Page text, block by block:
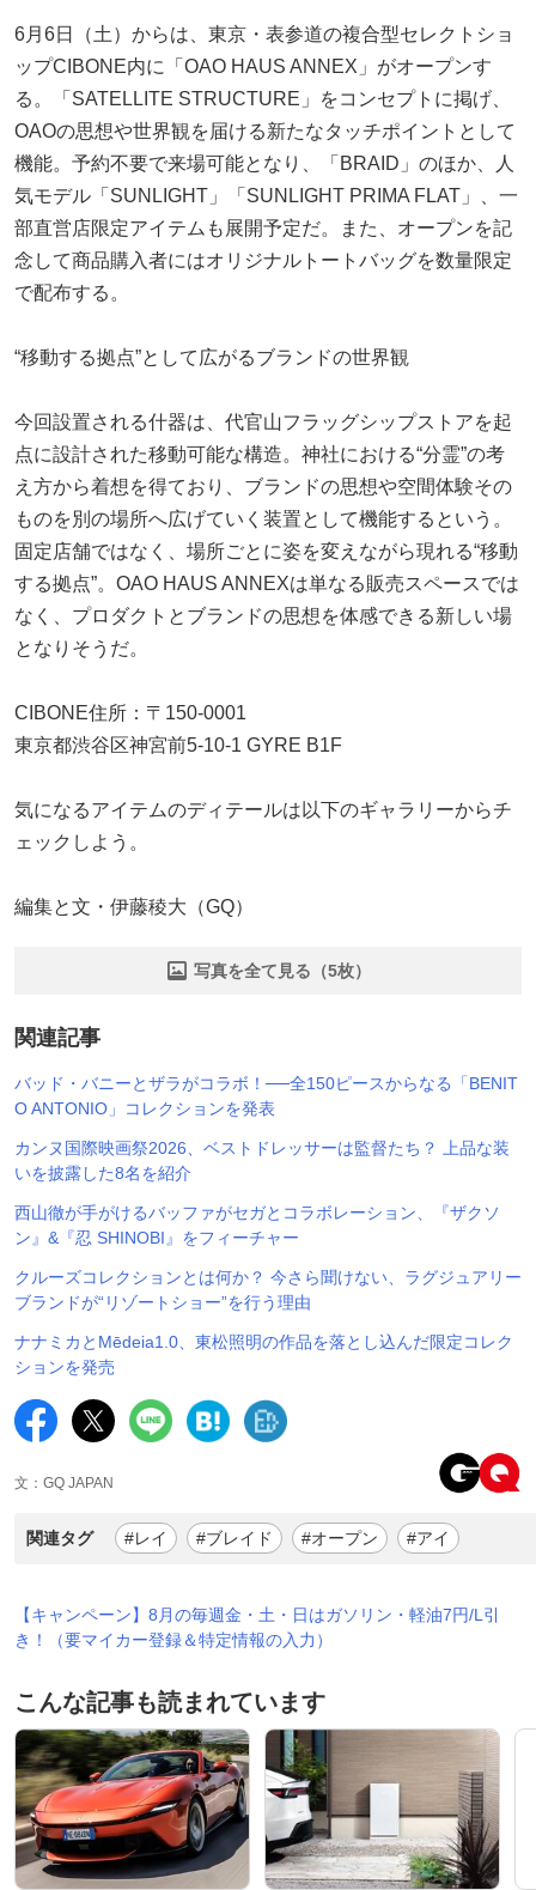
6月6日（土）からは、東京・表参道の複合型セレクトショ
ップCIBONE内に「OAO HAUS ANNEX」がオープンす
る。「SATELLITE STRUCTURE」をコンセプトに掲げ、
OAOの思想や世界観を届ける新たなタッチポイントとして
機能。予約不要で来場可能となり、「BRAID」のほか、人
気モデル「SUNLIGHT」「SUNLIGHT PRIMA FLAT」、一
部直営店限定アイテムも展開予定だ。また、オープンを記
念して商品購入者にはオリジナルトートバッグを数量限定
で配布する。
“移動する拠点”として広がるブランドの世界観
今回設置される什器は、代官山フラッグシップストアを起
点に設計された移動可能な構造。神社における“分霊”の考
え方から着想を得ており、ブランドの思想や空間体験その
ものを別の場所へ広げていく装置として機能するという。
固定店舗ではなく、場所ごとに姿を変えながら現れる“移動
する拠点”。OAO HAUS ANNEXは単なる販売スペースでは
なく、プロダクトとブランドの思想を体感できる新しい場
となりそうだ。
CIBONE住所：〒150-0001
東京都渋谷区神宮前5-10-1 GYRE B1F
気になるアイテムのディテールは以下のギャラリーからチ
ェックしよう。
編集と文・伊藤稜大（GQ）
写真を全て見る（5枚）
関連記事
バッド・バニーとザラがコラボ！──全150ピースからなる「BENIT
O ANTONIO」コレクションを発表
カンヌ国際映画祭2026、ベストドレッサーは監督たち？ 上品な装
いを披露した8名を紹介
西山徹が手がけるバッファがセガとコラボレーション、『ザクソ
ン』&『忍 SHINOBI』をフィーチャー
クルーズコレクションとは何か？ 今さら聞けない、ラグジュアリー
ブランドが“リゾートショー”を行う理由
ナナミカとMēdeia1.0、東松照明の作品を落とし込んだ限定コレク
ションを発売
文：GQ JAPAN
関連タグ #レイ #ブレイド #オープン #アイ
【キャンペーン】8月の毎週金・土・日はガソリン・軽油7円/L引
き！（要マイカー登録＆特定情報の入力）
こんな記事も読まれています